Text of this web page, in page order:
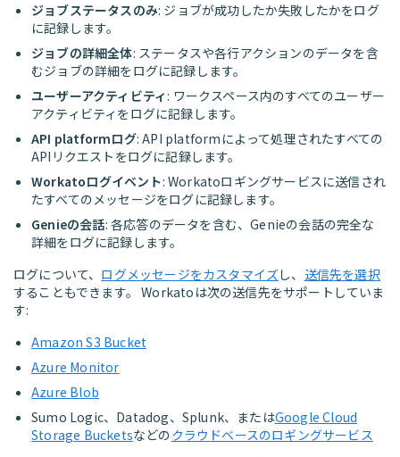
ジョブステータスのみ: ジョブが成功したか失敗したかをログ
に記録します。
ジョブの詳細全体: ステータスや各行アクションのデータを含
むジョブの詳細をログに記録します。
ユーザーアクティビティ: ワークスペース内のすべてのユーザー
アクティビティをログに記録します。
API platformログ: API platformによって処理されたすべての
APIリクエストをログに記録します。
Workatoログイベント: Workatoロギングサービスに送信され
たすべてのメッセージをログに記録します。
Genieの会話: 各応答のデータを含む、Genieの会話の完全な
詳細をログに記録します。
ログについて、 ログメッセージをカスタマイズし、 送信先を選択
することもできます。 Workatoは次の送信先をサポートしていま
す:
Amazon S3 Bucket
Azure Monitor
Azure Blob
Sumo Logic、Datadog、Splunk、またはGoogle Cloud
Storage Bucketsなどのクラウドベースのロギングサービス